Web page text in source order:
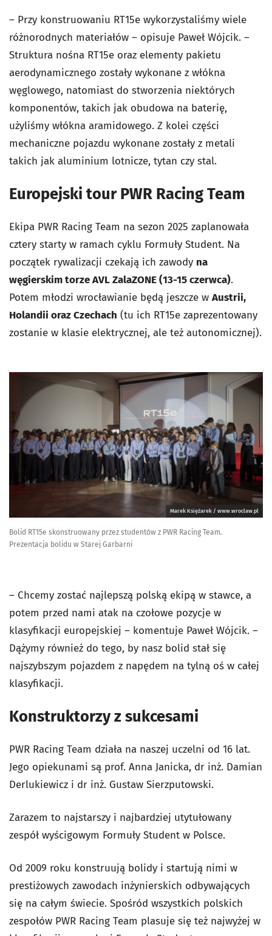
– Przy konstruowaniu RT15e wykorzystaliśmy wiele
różnorodnych materiałów – opisuje Paweł Wójcik. –
Struktura nośna RT15e oraz elementy pakietu
aerodynamicznego zostały wykonane z włókna
węglowego, natomiast do stworzenia niektórych
komponentów, takich jak obudowa na baterię,
użyliśmy włókna aramidowego. Z kolei części
mechaniczne pojazdu wykonane zostały z metali
takich jak aluminium lotnicze, tytan czy stal.
Europejski tour PWR Racing Team
Ekipa PWR Racing Team na sezon 2025 zaplanowała
cztery starty w ramach cyklu Formuły Student. Na
początek rywalizacji czekają ich zawody na
węgierskim torze AVL ZalaZONE (13-15 czerwca).
Potem młodzi wrocławianie będą jeszcze w Austrii,
Holandii oraz Czechach (tu ich RT15e zaprezentowany
zostanie w klasie elektrycznej, ale też autonomicznej).
Marek Księżarek / www.wroclaw.pl
Bolid RT15e skonstruowany przez studentów z PWR Racing Team.
Prezentacja bolidu w Starej Garbarni
– Chcemy zostać najlepszą polską ekipą w stawce, a
potem przed nami atak na czołowe pozycje w
klasyfikacji europejskiej – komentuje Paweł Wójcik. –
Dążymy również do tego, by nasz bolid stał się
najszybszym pojazdem z napędem na tylną oś w całej
klasyfikacji.
Konstruktorzy z sukcesami
PWR Racing Team działa na naszej uczelni od 16 lat.
Jego opiekunami są prof. Anna Janicka, dr inż. Damian
Derlukiewicz i dr inż. Gustaw Sierzputowski.
Zarazem to najstarszy i najbardziej utytułowany
zespół wyścigowym Formuły Student w Polsce.
Od 2009 roku konstruują bolidy i startują nimi w
prestiżowych zawodach inżynierskich odbywających
się na całym świecie. Spośród wszystkich polskich
zespołów PWR Racing Team plasuje się też najwyżej w